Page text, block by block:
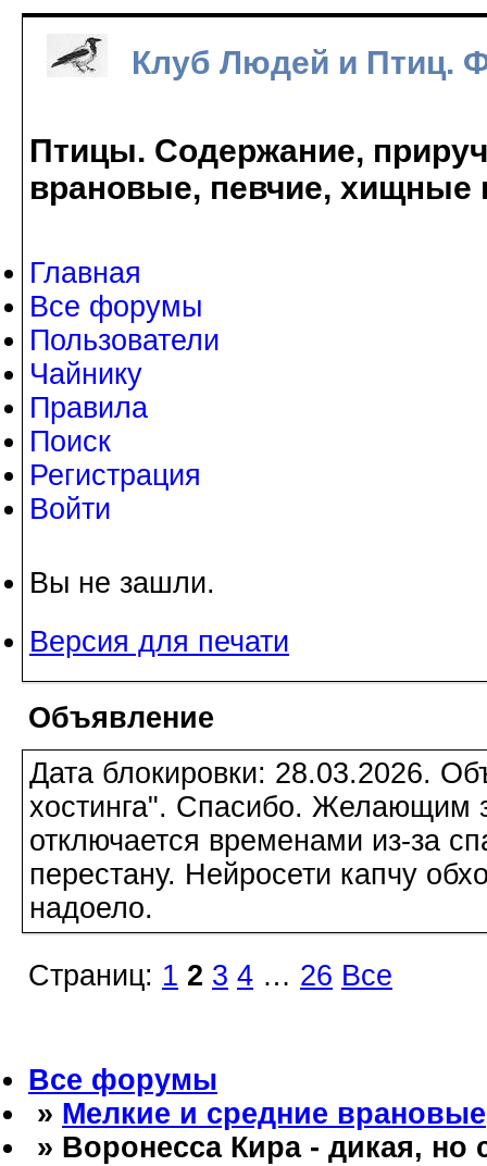
Клуб Людей и Птиц.
Птицы. Содержание,
врановые, певчие, хищные
Главная
Все форумы
Пользователи
Чайнику
Правила
Поиск
Регистрация
Войти
Вы не зашли.
Версия для печати
Объявление
Дата блокировки: 28.03.2026.
хостинга". Спасибо. Желающим
отключается временами из-за
перестану. Нейросети капчу
надоело.
Страниц: 1 2 3 4 … 26 Все
Все форумы
» Мелкие и средние врановые
» Воронесса Кира - дикая, но